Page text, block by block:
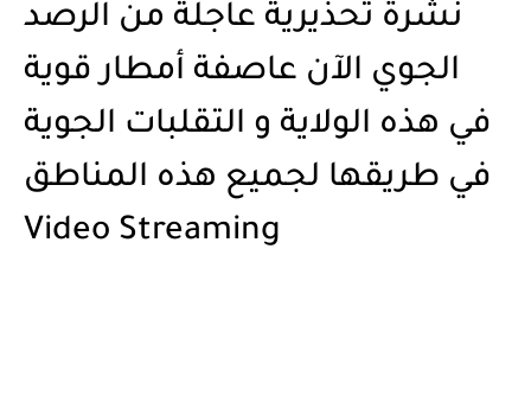
نشرة تحذيرية عاجلة من الرصد
الجوي الآن عاصفة أمطار قوية
في هذه الولاية و التقلبات الجوية
في طريقها لجميع هذه المناطق
Video Streaming